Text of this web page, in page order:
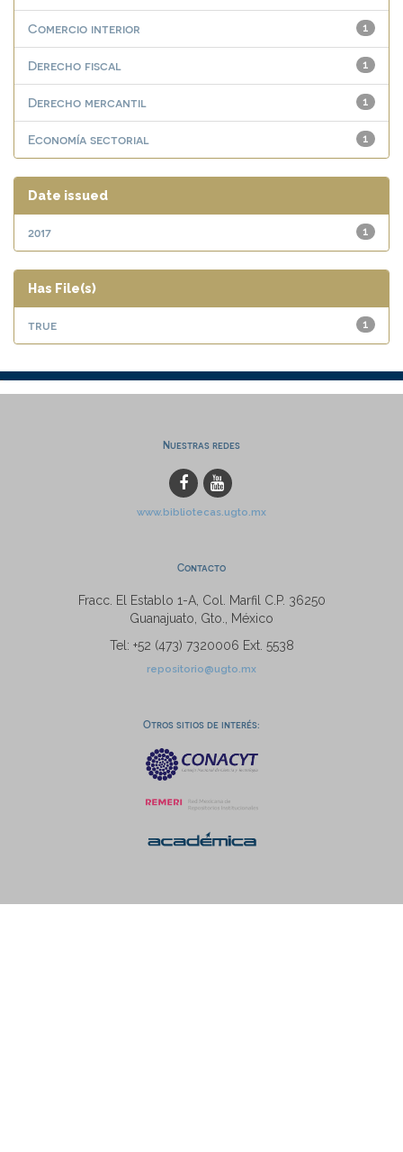
1
Comercio interior
1
Derecho fiscal
1
Derecho mercantil
1
Economía sectorial
Date issued
1
2017
Has File(s)
1
true
Nuestras redes
www.bibliotecas.ugto.mx
Contacto
Fracc. El Establo 1-A, Col. Marfil C.P. 36250
Guanajuato, Gto., México
Tel: +52 (473) 7320006 Ext. 5538
repositorio@ugto.mx
Otros sitios de interés: